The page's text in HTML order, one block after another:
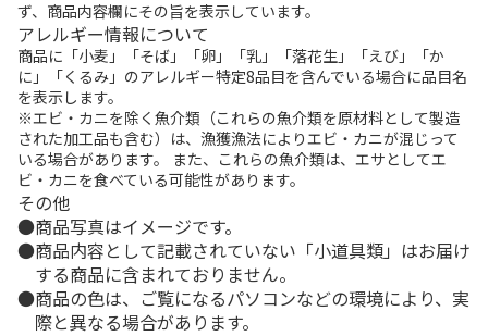
ず、商品内容欄にその旨を表示しています。
アレルギー情報について
商品に「小麦」「そば」「卵」「乳」「落花生」「えび」「か
に」「くるみ」のアレルギー特定8品目を含んでいる場合に品目名
を表示します。
※エビ・カニを除く魚介類（これらの魚介類を原材料として製造
された加工品も含む）は、漁獲漁法によりエビ・カニが混じって
いる場合があります。 また、これらの魚介類は、エサとしてエ
ビ・カニを食べている可能性があります。
その他
商品写真はイメージです。
商品内容として記載されていない「小道具類」はお届け
する商品に含まれておりません。
商品の色は、ご覧になるパソコンなどの環境により、実
際と異なる場合があります。